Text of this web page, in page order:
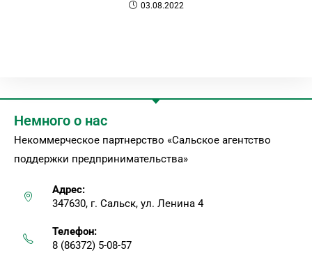
03.08.2022
Немного о нас
Некоммерческое партнерство «Сальское агентство
поддержки предпринимательства»
Адрес:
347630, г. Сальск, ул. Ленина 4
Телефон:
8 (86372) 5-08-57